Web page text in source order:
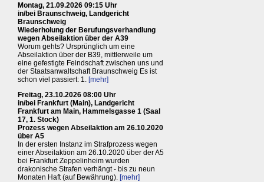
Montag, 21.09.2026 09:15 Uhr
in/bei Braunschweig, Landgericht
Braunschweig
Wiederholung der Berufungsverhandlung
wegen Abseilaktion über der A39
Worum gehts? Ursprünglich um eine
Abseilaktion über der B39, mittlerweile um
eine gefestigte Feindschaft zwischen uns und
der Staatsanwaltschaft Braunschweig Es ist
schon viel passiert: 1. [mehr]
Freitag, 23.10.2026 08:00 Uhr
in/bei Frankfurt (Main), Landgericht
Frankfurt am Main, Hammelsgasse 1 (Saal
17, 1. Stock)
Prozess wegen Abseilaktion am 26.10.2020
über A5
In der ersten Instanz im Strafprozess wegen
einer Abseilaktion am 26.10.2020 über der A5
bei Frankfurt Zeppelinheim wurden
drakonische Strafen verhängt - bis zu neun
Monaten Haft (auf Bewährung). [mehr]